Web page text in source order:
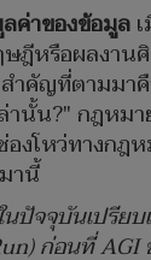
ค่าของข้อมูล
ฎีหรือผลงาน
คัญที่ตามมาคื
นั้น?" กฎหม
งโหว่ทางกฎ
านี้
ในปัจจุบันเปรีย
ก่อนที่AGI